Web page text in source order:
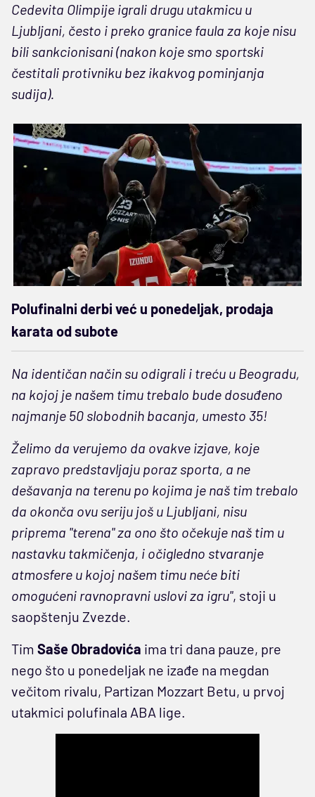
Cedevita Olimpije igrali drugu utakmicu u
Ljubljani, često i preko granice faula za koje nisu
bili sankcionisani (nakon koje smo sportski
čestitali protivniku bez ikakvog pominjanja
sudija).
Polufinalni derbi već u ponedeljak, prodaja
karata od subote
Na identičan način su odigrali i treću u Beogradu,
na kojoj je našem timu trebalo bude dosuđeno
najmanje 50 slobodnih bacanja, umesto 35!
Želimo da verujemo da ovakve izjave, koje
zapravo predstavljaju poraz sporta, a ne
dešavanja na terenu po kojima je naš tim trebalo
da okonča ovu seriju još u Ljubljani, nisu
priprema "terena" za ono što očekuje naš tim u
nastavku takmičenja, i očigledno stvaranje
atmosfere u kojoj našem timu neće biti
omogućeni ravnopravni uslovi za igru", stoji u
saopštenju Zvezde.
Tim Saše Obradovića ima tri dana pauze, pre
nego što u ponedeljak ne izađe na megdan
večitom rivalu, Partizan Mozzart Betu, u prvoj
utakmici polufinala ABA lige.